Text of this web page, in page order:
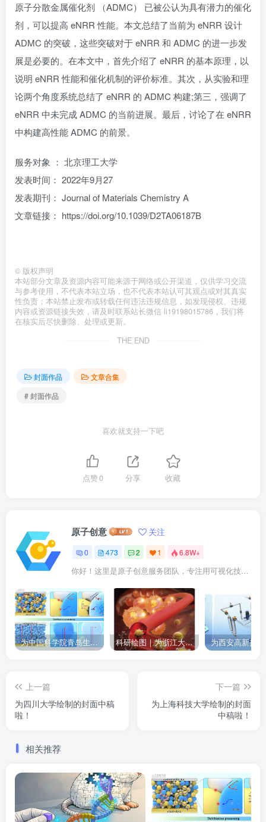
原子分散金属催化剂 （ADMC） 已被公认为具有潜力的催化
剂，可以提高 eNRR 性能。本文总结了当前为 eNRR 设计
ADMC 的突破，这些突破对于 eNRR 和 ADMC 的进一步发
展是必要的。在本文中，首先介绍了 eNRR 的基本原理，以
说明 eNRR 性能和催化机制的评价标准。其次，从实验和理
论两个角度系统总结了 eNRR 的 ADMC 构建;第三，强调了
eNRR 中未完成 ADMC 的当前进展。最后，讨论了在 eNRR
中构建高性能 ADMC 的前景。
服务对象 ： 北京理工大学
发表时间： 2022年9月27
发表期刊： Journal of Materials Chemistry A
文章链接： https://doi.org/10.1039/D2TA06187B
© 版权声明
本站部分文章及资源内容可能来源于网络或公开渠道，仅供学习交流
与参考使用，不代表本站立场，也不代表本站认可其观点或对其真实
性负责；本站禁止发布或转载任何违法违规信息，如发现侵权、违规
内容或资源链接失效，请及时联系站长微信 li19198015786，我们将
在核实后尽快删除、处理或更新。
THE END
封面作品
文章合集
# 封面作品
喜欢就支持一下吧
点赞0 分享 收藏
原子创意 关注
0 473 2 1 6.8W+
你好！这里是原子创意服务团队，专注用可视化技术点亮科研成果。我们提供： ✓ 期刊封面设计 ✓ 论文插图优化 ✓ 二维三维动画 ✓ 数字孪生建模 已成功服务10000+企业及科研人士。
为中国科学院青岛生物能源与过程研究所绘制的插图作品 科研绘图｜为浙江大学绘制的封面中稿啦！
上一篇
为四川大学绘制的封面中稿
啦！
下一篇
为上海科技大学绘制的封面
中稿啦！
相关推荐